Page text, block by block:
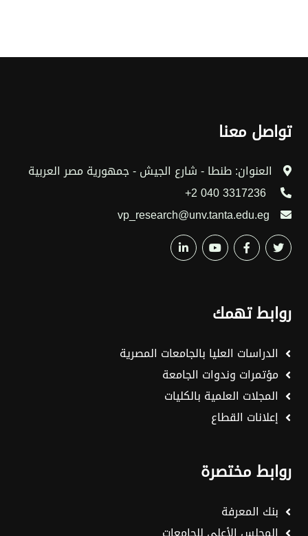
تواصل معنا
العنوان: طنطا - شارع الجيش - جمهورية مصر العربية
vp_research@unv.tanta.edu.eg
روابط تهمك
الدراسات العليا بالجامعات المصرية
مؤتمرات وندوات الجامعة
المجلات العلمية بالكليات
إعلانات القطاع
روابط مختصرة
بنك المعرفة